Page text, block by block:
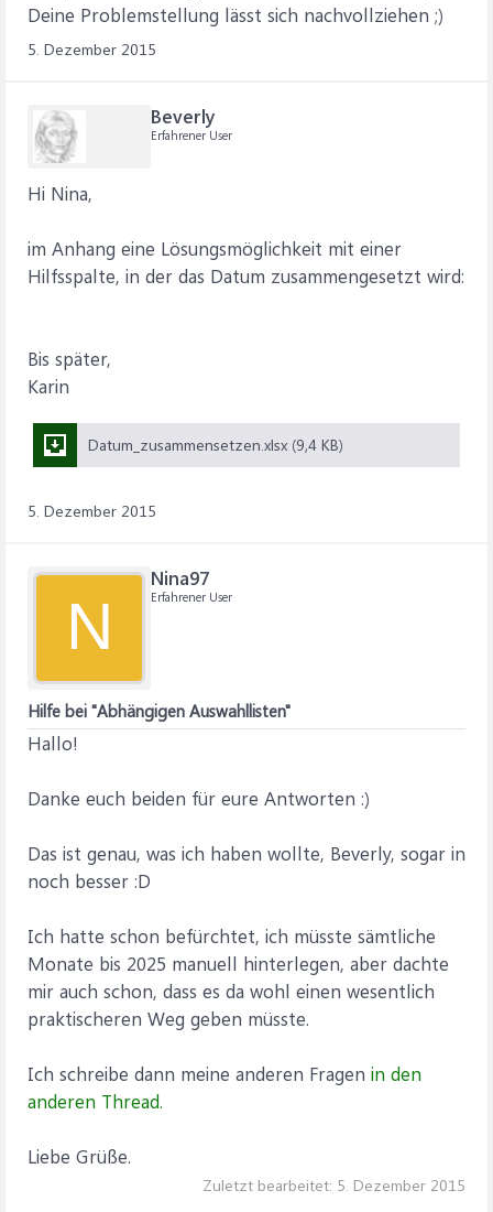
Deine Problemstellung lässt sich nachvollziehen ;)
5. Dezember 2015
Beverly
Erfahrener User
Hi Nina,
im Anhang eine Lösungsmöglichkeit mit einer
Hilfsspalte, in der das Datum zusammengesetzt wird:
Bis später,
Karin
Datum_zusammensetzen.xlsx (9,4 KB)
5. Dezember 2015
N
Nina97
Erfahrener User
Hilfe bei "Abhängigen Auswahllisten"
Hallo!
Danke euch beiden für eure Antworten :)
Das ist genau, was ich haben wollte, Beverly, sogar in
noch besser :D
Ich hatte schon befürchtet, ich müsste sämtliche
Monate bis 2025 manuell hinterlegen, aber dachte
mir auch schon, dass es da wohl einen wesentlich
praktischeren Weg geben müsste.
Ich schreibe dann meine anderen Fragen in den
anderen Thread.
Liebe Grüße.
Zuletzt bearbeitet: 5. Dezember 2015